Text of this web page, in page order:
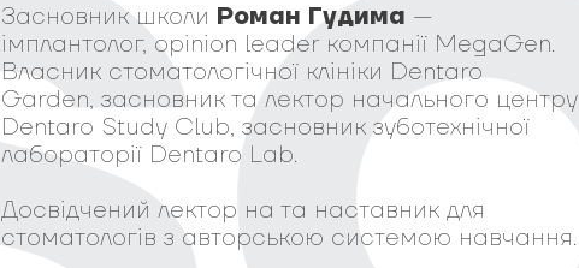
Засновник школи Роман Гудима —
імплантолог, opinion leader компанії MegaGen.
Власник стоматологічної клініки Dentaro
Garden, засновник та лектор начального центру
Dentaro Study Club, засновник зуботехнічної
лабораторії Dentaro Lab.
Досвідчений лектор на та наставник для
стоматологів з авторською системою навчання.